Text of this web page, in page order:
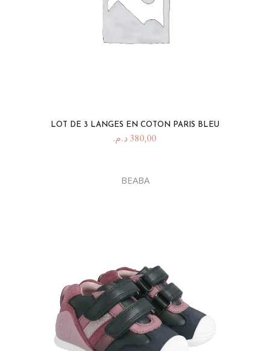
LOT DE 3 LANGES EN COTON PARIS BLEU
380,00 د.م.
BEABA